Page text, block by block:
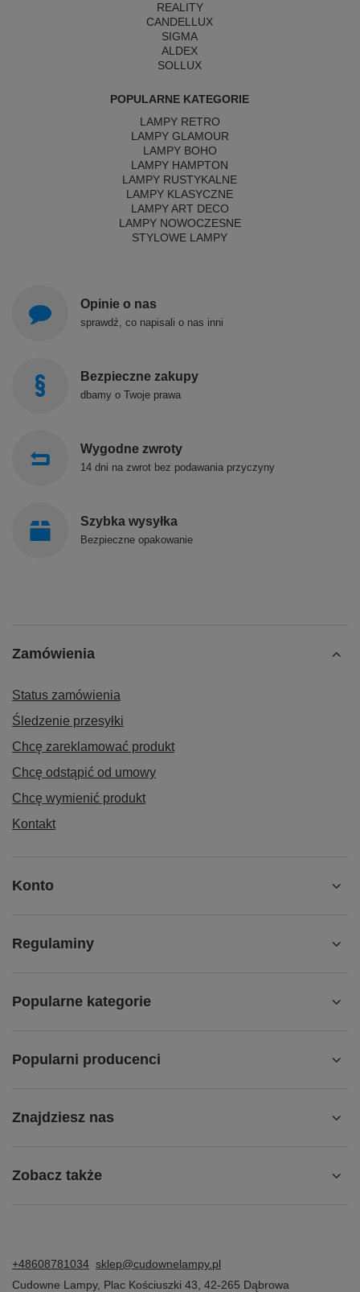
REALITY
CANDELLUX
SIGMA
ALDEX
SOLLUX
POPULARNE KATEGORIE
LAMPY RETRO
LAMPY GLAMOUR
LAMPY BOHO
LAMPY HAMPTON
LAMPY RUSTYKALNE
LAMPY KLASYCZNE
LAMPY ART DECO
LAMPY NOWOCZESNE
STYLOWE LAMPY
Opinie o nas
sprawdź, co napisali o nas inni
Bezpieczne zakupy
dbamy o Twoje prawa
Wygodne zwroty
14 dni na zwrot bez podawania przyczyny
Szybka wysyłka
Bezpieczne opakowanie
Zamówienia
Status zamówienia
Śledzenie przesyłki
Chcę zareklamować produkt
Chcę odstąpić od umowy
Chcę wymienić produkt
Kontakt
Konto
Regulaminy
Popularne kategorie
Popularni producenci
Znajdziesz nas
Zobacz także
+48608781034 sklep@cudownelampy.pl
Cudowne Lampy, Plac Kościuszki 43 42-265 Dąbrowa